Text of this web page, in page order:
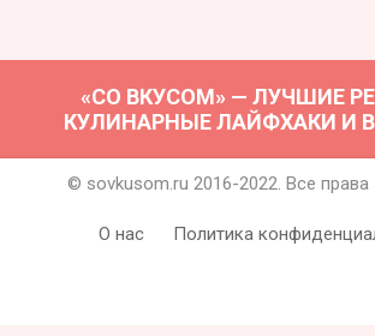
«СО ВКУСОМ» — ЛУЧШИЕ
КУЛИНАРНЫЕ ЛАЙФХАКИ И
© sovkusom.ru 2016-2022. Все
О нас Политика